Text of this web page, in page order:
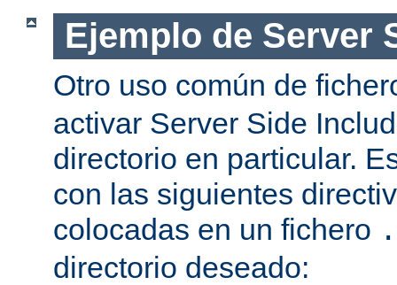
Ejemplo de Server
Otro uso común de
activar Server Side
directorio en particular.
con las siguientes
colocadas en un fichero
directorio deseado: